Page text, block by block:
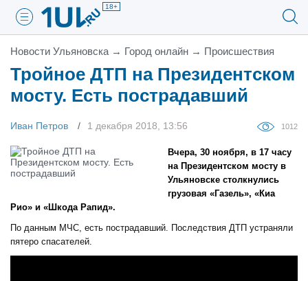
18+
Новости Ульяновска → Город онлайн → Проиcшествия
Тройное ДТП на Президентском
мосту. Есть пострадавший
Иван Петров 1 декабря 2018, 13:56 1012
Вчера, 30 ноября, в 17 часу
на Президентском мосту в
Ульяновске столкнулись
грузовая «Газель», «Киа
Рио» и «Шкода Рапид».
По данным МЧС, есть пострадавший. Последствия ДТП устраняли
пятеро спасателей.